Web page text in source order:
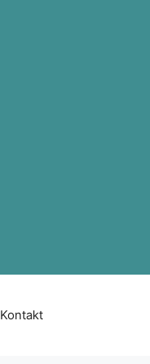
Kontakt